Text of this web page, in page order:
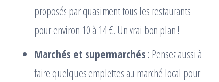
proposés par quasiment tous les restaurants
pour environ 10 à 14 €. Un vrai bon plan !
Marchés et supermarchés : Pensez aussi à
faire quelques emplettes au marché local pour